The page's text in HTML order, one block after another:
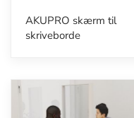
AKUPRO skærm til
skriveborde